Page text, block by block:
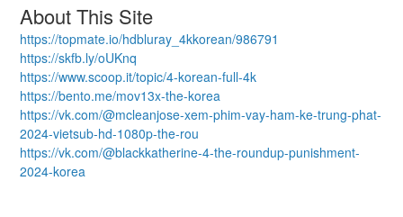
About This Site
https://topmate.io/hdbluray_4kkorean/986791
https://skfb.ly/oUKnq
https://www.scoop.it/topic/4-korean-full-4k
https://bento.me/mov13x-the-korea
https://vk.com/@mcleanjose-xem-phim-vay-ham-ke-trung-phat-
2024-vietsub-hd-1080p-the-rou
https://vk.com/@blackkatherine-4-the-roundup-punishment-
2024-korea